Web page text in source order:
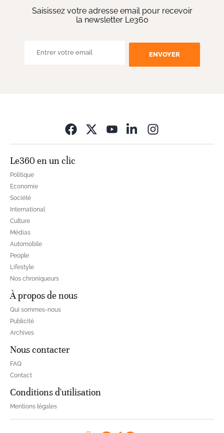
Saisissez votre adresse email pour recevoir
la newsletter Le360
ENVOYER
Le360 en un clic
Politique
Economie
Société
International
Culture
Médias
Automobile
People
Lifestyle
Nos chroniqueurs
À propos de nous
Qui sommes-nous
Publicité
Archives
Nous contacter
FAQ
Contact
Conditions d'utilisation
Mentions légales